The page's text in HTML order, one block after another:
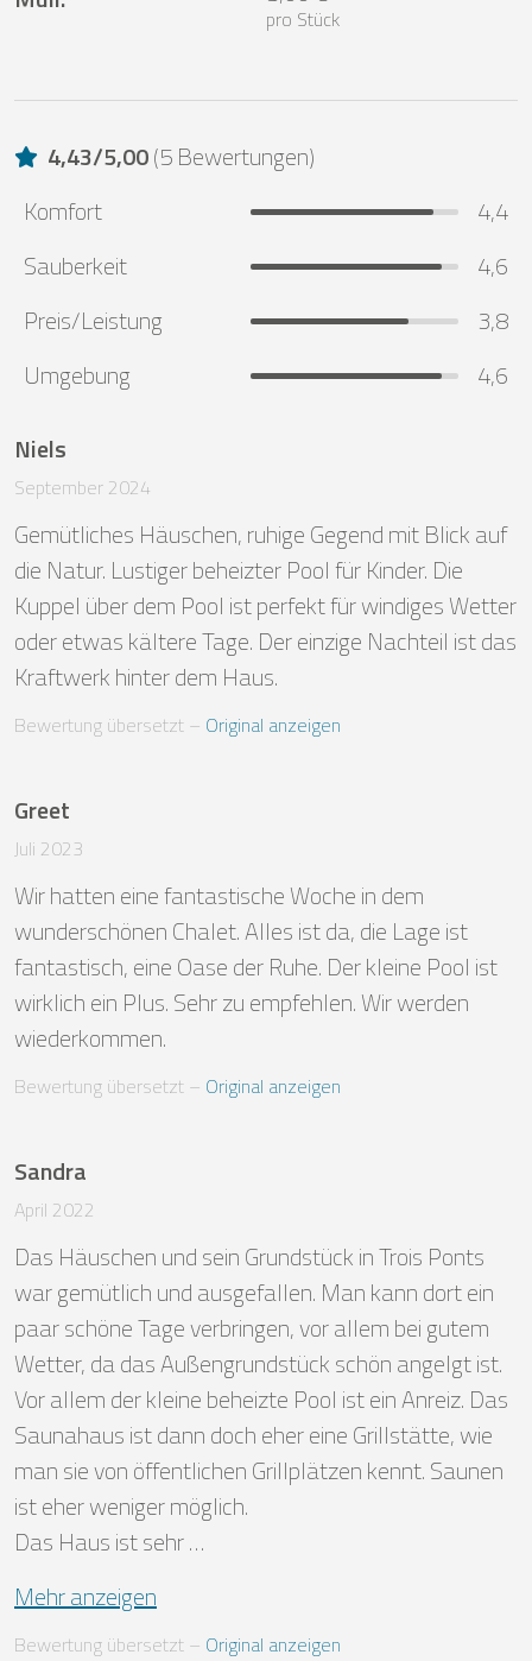
pro Stück
4,43/5,00(5 Bewertungen)
Komfort
4,4
Sauberkeit
4,6
Preis/Leistung
3,8
Umgebung
4,6
Niels
September 2024
Gemütliches Häuschen, ruhige Gegend mit Blick auf
die Natur. Lustiger beheizter Pool für Kinder. Die
Kuppel über dem Pool ist perfekt für windiges Wetter
oder etwas kältere Tage. Der einzige Nachteil ist das
Kraftwerk hinter dem Haus.
Bewertung übersetzt – Original anzeigen
Greet
Juli 2023
Wir hatten eine fantastische Woche in dem
wunderschönen Chalet. Alles ist da, die Lage ist
fantastisch, eine Oase der Ruhe. Der kleine Pool ist
wirklich ein Plus. Sehr zu empfehlen. Wir werden
wiederkommen.
Bewertung übersetzt – Original anzeigen
Sandra
April 2022
Das Häuschen und sein Grundstück in Trois Ponts
war gemütlich und ausgefallen. Man kann dort ein
paar schöne Tage verbringen, vor allem bei gutem
Wetter, da das Außengrundstück schön angelgt ist.
Vor allem der kleine beheizte Pool ist ein Anreiz. Das
Saunahaus ist dann doch eher eine Grillstätte, wie
man sie von öffentlichen Grillplätzen kennt. Saunen
ist eher weniger möglich.
Das Haus ist sehr …
Mehr anzeigen
Bewertung übersetzt – Original anzeigen